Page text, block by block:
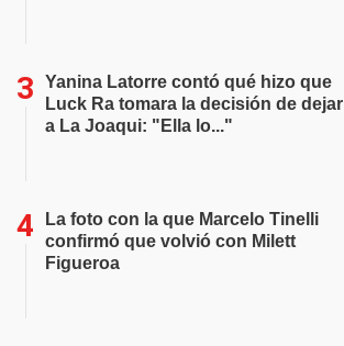
Yanina Latorre contó qué hizo que
Luck Ra tomara la decisión de dejar
a La Joaqui: "Ella lo..."
La foto con la que Marcelo Tinelli
confirmó que volvió con Milett
Figueroa